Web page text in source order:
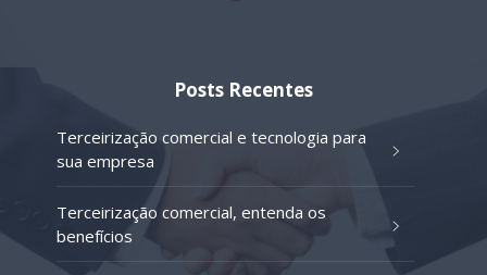
Posts Recentes
Terceirização comercial e tecnologia para
sua empresa
Terceirização comercial, entenda os
benefícios